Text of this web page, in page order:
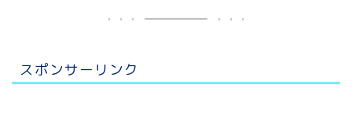
スポンサーリンク